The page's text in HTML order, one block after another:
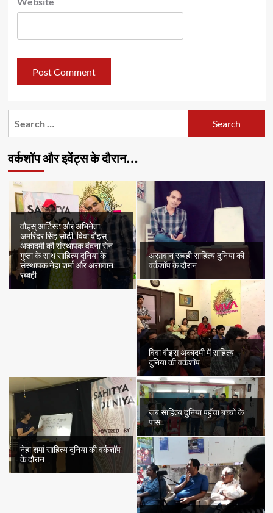
वर्कशॉप और इवेंट्स के दौरान…
वौइस् आर्टिस्ट और अभिनेता
अमरिंदर सिंह सोढ़ी, विवा वौइस्
अकादमी की संस्थापक वंदना सेन
गुप्ता के साथ साहित्य दुनिया के
संस्थापक नेहा शर्मा और अरग़वान
रब्बही
अरग़वान रब्बही साहित्य दुनिया की
वर्कशॉप के दौरान
विवा वौइस् अकादमी में साहित्य
दुनिया की वर्कशॉप
नेहा शर्मा साहित्य दुनिया की वर्कशॉप
के दौरान
जब साहित्य दुनिया पहुँचा बच्चों के
पास..